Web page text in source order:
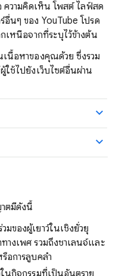
ความคิดเห็น โพสต์ ไลฟ์สด
นๆ ของ YouTube โปรด
เหนือจากที่ระบุไว้ข้างต้น
เนื้อหาของคุณด้วย ซึ่งรวม
ใช้ไปยังเว็บไซต์อื่นผ่าน
ตมีดังนี้
ของผู้เยาว์ในเชิงยั่วยุ
างเพศ รวมถึงชาเลนจ์และ
อการลูบคลำ
นกิจกรรมที่เป็นอันตราย